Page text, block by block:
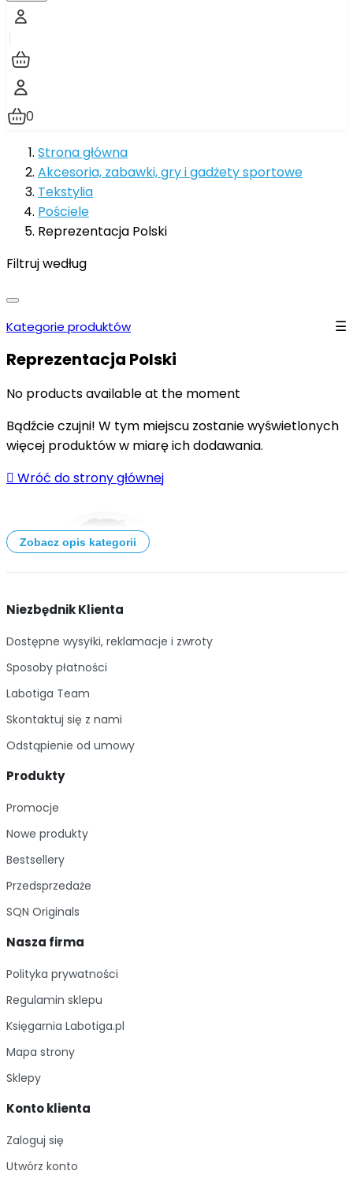
0
Strona główna
Akcesoria, zabawki, gry i gadżety sportowe
Tekstylia
Pościele
Reprezentacja Polski
Filtruj według
Kategorie produktów
Reprezentacja Polski
No products available at the moment
Bądźcie czujni! W tym miejscu zostanie wyświetlonych
więcej produktów w miarę ich dodawania.
 Wróć do strony głównej
Zobacz opis kategorii
Niezbędnik Klienta
Dostępne wysyłki, reklamacje i zwroty
Sposoby płatności
Labotiga Team
Skontaktuj się z nami
Odstąpienie od umowy
Produkty
Promocje
Nowe produkty
Bestsellery
Przedsprzedaże
SQN Originals
Nasza firma
Polityka prywatności
Regulamin sklepu
Księgarnia Labotiga.pl
Mapa strony
Sklepy
Konto klienta
Zaloguj się
Utwórz konto